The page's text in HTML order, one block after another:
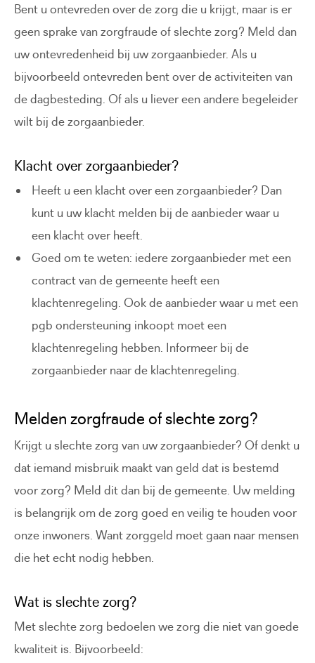
Bent u ontevreden over de zorg die u krijgt, maar is er
geen sprake van zorgfraude of slechte zorg? Meld dan
uw ontevredenheid bij uw zorgaanbieder. Als u
bijvoorbeeld ontevreden bent over de activiteiten van
de dagbesteding. Of als u liever een andere begeleider
wilt bij de zorgaanbieder.
Klacht over zorgaanbieder?
Heeft u een klacht over een zorgaanbieder? Dan
kunt u uw klacht melden bij de aanbieder waar u
een klacht over heeft.
Goed om te weten: iedere zorgaanbieder met een
contract van de gemeente heeft een
klachtenregeling. Ook de aanbieder waar u met een
pgb ondersteuning inkoopt moet een
klachtenregeling hebben. Informeer bij de
zorgaanbieder naar de klachtenregeling.
Melden zorgfraude of slechte zorg?
Krijgt u slechte zorg van uw zorgaanbieder? Of denkt u
dat iemand misbruik maakt van geld dat is bestemd
voor zorg? Meld dit dan bij de gemeente. Uw melding
is belangrijk om de zorg goed en veilig te houden voor
onze inwoners. Want zorggeld moet gaan naar mensen
die het echt nodig hebben.
Wat is slechte zorg?
Met slechte zorg bedoelen we zorg die niet van goede
kwaliteit is. Bijvoorbeeld: